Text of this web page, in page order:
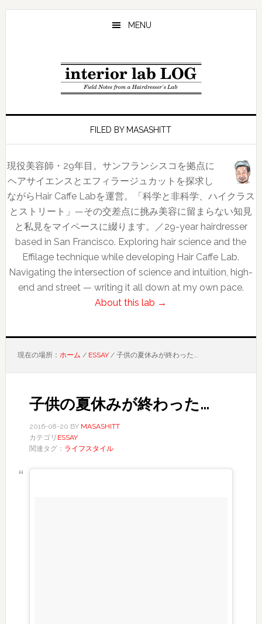
Skip
Skip
Skip
MENU
FILED BY MASASHITT
現役美容師・29年目。サンフランシスコを拠点に
ヘアサイエンスとエフィラージュカットを探求し
ながらHair Caffe Labを運営。「科学と非科学、ハイクラス
とストリート」—その交差点に挑み美容に留まらない知見
と私見をマイペースに綴ります。／29-year hairdresser
based in San Francisco. Exploring hair science and the
Effilage technique while developing Hair Caffe Lab.
Navigating the intersection of science and intuition, high-
end and street — writing it all down at my own pace.
About this lab →
現在の場所： ホーム / ESSAY /子供の夏休みが終わった…
子供の夏休みが終わった…
2016-08-20 BY MASASHITT
カテゴリ ESSAY
関連タグ： ライフスタイル